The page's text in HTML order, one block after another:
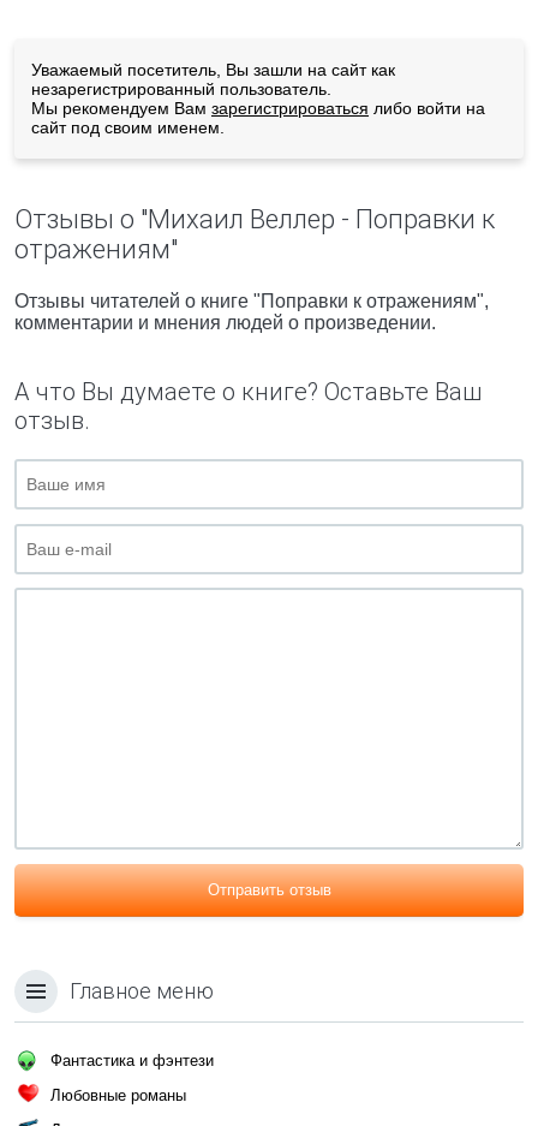
Уважаемый посетитель, Вы зашли на сайт как
незарегистрированный пользователь.
Мы рекомендуем Вам зарегистрироваться либо войти на
сайт под своим именем.
Отзывы о "Михаил Веллер - Поправки к
отражениям"
Отзывы читателей о книге "Поправки к отражениям",
комментарии и мнения людей о произведении.
А что Вы думаете о книге? Оставьте Ваш
отзыв.
Отправить отзыв
Главное меню
Фантастика и фэнтези
Любовные романы